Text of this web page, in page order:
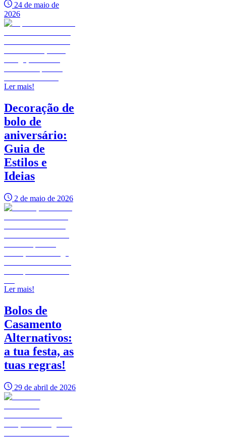
24 de maio de
2026
Ler mais!
Decoração de
bolo de
aniversário:
Guia de
Estilos e
Ideias
2 de maio de 2026
Ler mais!
Bolos de
Casamento
Alternativos:
a tua festa, as
tuas regras!
29 de abril de 2026